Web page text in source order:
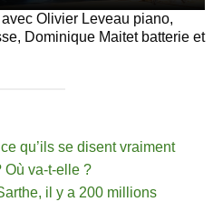
Olivier Leveau piano,
Dominique Maitet batterie et
qu’ils se disent vraiment
Où va-t-elle ?
il y a 200 millions